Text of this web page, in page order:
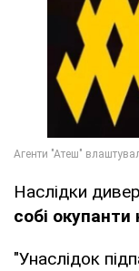
Наслідки
собі
"Унаслідок